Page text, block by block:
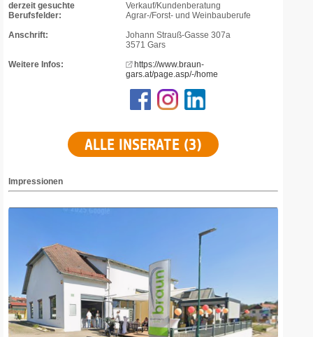
derzeit gesuchte
Berufsfelder:
Verkauf/Kundenberatung
Agrar-/Forst- und Weinbauberufe
Anschrift:
Johann Strauß-Gasse 307a
3571 Gars
Weitere Infos:
https://www.braun-
gars.at/page.asp/-/home
ALLE INSERATE (3)
Impressionen